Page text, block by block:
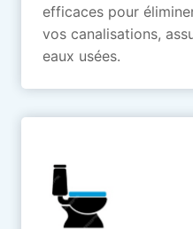
efficaces pour
vos canalisations,
eaux usées.